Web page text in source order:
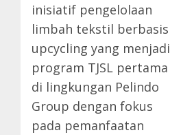
inisiatif pengelolaan
limbah tekstil berbasis
upcycling yang menjadi
program TJSL pertama
di lingkungan Pelindo
Group dengan fokus
pada pemanfaatan